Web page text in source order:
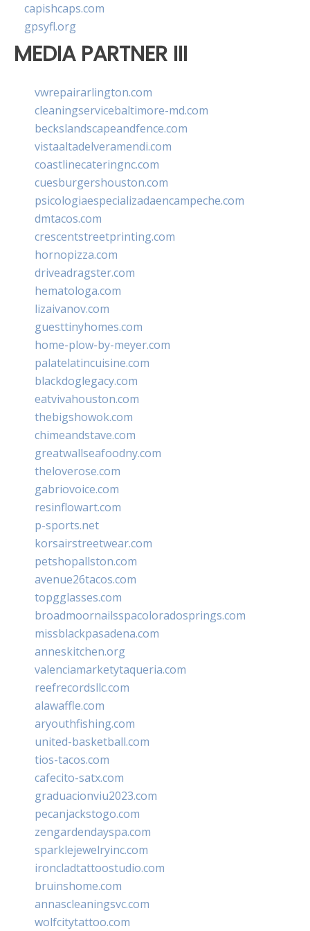
capishcaps.com
gpsyfl.org
MEDIA PARTNER III
vwrepairarlington.com
cleaningservicebaltimore-md.com
beckslandscapeandfence.com
vistaaltadelveramendi.com
coastlinecateringnc.com
cuesburgershouston.com
psicologiaespecializadaencampeche.com
dmtacos.com
crescentstreetprinting.com
hornopizza.com
driveadragster.com
hematologa.com
lizaivanov.com
guesttinyhomes.com
home-plow-by-meyer.com
palatelatincuisine.com
blackdoglegacy.com
eatvivahouston.com
thebigshowok.com
chimeandstave.com
greatwallseafoodny.com
theloverose.com
gabriovoice.com
resinflowart.com
p-sports.net
korsairstreetwear.com
petshopallston.com
avenue26tacos.com
topgglasses.com
broadmoornailsspacoloradosprings.com
missblackpasadena.com
anneskitchen.org
valenciamarketytaqueria.com
reefrecordsllc.com
alawaffle.com
aryouthfishing.com
united-basketball.com
tios-tacos.com
cafecito-satx.com
graduacionviu2023.com
pecanjackstogo.com
zengardendayspa.com
sparklejewelryinc.com
ironcladtattoostudio.com
bruinshome.com
annascleaningsvc.com
wolfcitytattoo.com